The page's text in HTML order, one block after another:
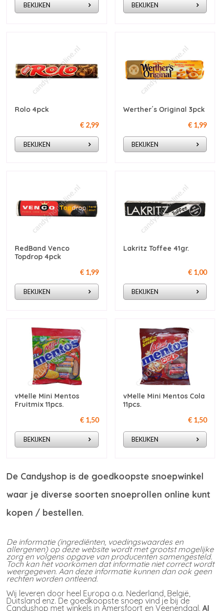
BEKIJKEN BEKIJKEN
Rolo 4pck
€ 2,99
BEKIJKEN
Werther´s Original 3pck
€ 1,99
BEKIJKEN
RedBand Venco
Topdrop 4pck
€ 1,99
BEKIJKEN
Lakritz Toffee 41gr.
€ 1,00
BEKIJKEN
vMelle Mini Mentos
Fruitmix 11pcs.
€ 1,50
BEKIJKEN
vMelle Mini Mentos Cola
11pcs.
€ 1,50
BEKIJKEN
De Candyshop is de goedkoopste snoepwinkel
waar je diverse soorten snoeprollen online kunt
kopen / bestellen.
De informatie (ingrediënten, voedingswaardes en
allergenen) op deze website wordt met grootst mogelijke
zorg en volgens opgave van producenten samengesteld.
Toch kan het voorkomen dat informatie niet correct wordt
weergegeven. Aan deze informatie kunnen dan ook geen
rechten worden ontleend.
Wij leveren door heel Europa o.a. Nederland, België,
Duitsland enz. De goedkoopste snoep vind je bij de
Candyshop met winkels in Amersfoort en Veenendaal. Al